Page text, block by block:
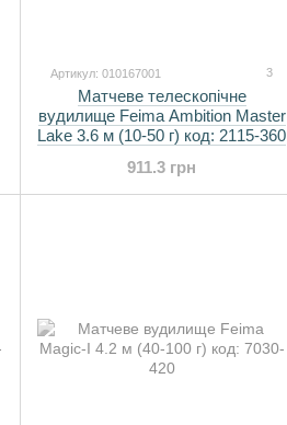
Артикул: 010167001 3
Матчеве телескопічне
вудилище Feima Ambition Master
Lake 3.6 м (10-50 г) код: 2115-360
911.3 грн